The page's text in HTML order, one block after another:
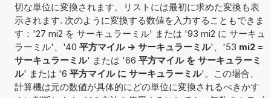
切な単位に変換されます。リストには最初に求めた変換も表
示されます. 次のように変換する数値を入力することもできま
す：'27 mi2 を サーキュラーミル' または '93 mi2 に サーキュ
ラーミル'、'40 平方マイル -> サーキュラーミル'、'53 mi2 =
サーキュラーミル' または '66 平方マイル を サーキュラーミ
ル' または '6 平方マイル に サーキュラーミル'。この場合、
計算機は元の数値が具体的にどの単位に変換されるべきかす